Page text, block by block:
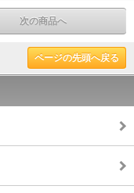
次の商品へ
ページの先頭へ戻る